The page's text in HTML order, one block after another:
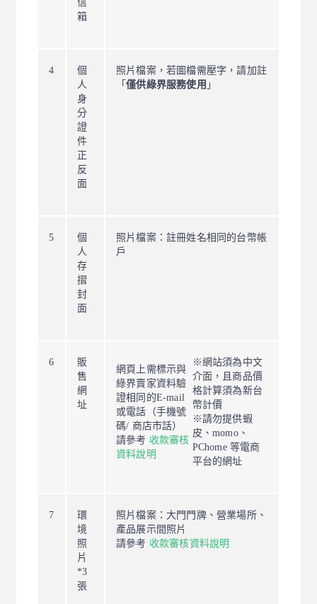
信
箱
4
個
人
身
分
證
件
正
反
面
照片檔案，若圖檔需壓字，請加註
「僅供綠界服務使用 」
5
個
人
存
摺
封
面
照片檔案：註冊姓名相同的台幣帳
戶
6
販
售
網
址
網頁上需標示與
綠界賣家資料驗
證相同的E-mail
或電話（手機號
碼/ 商店市話）
請參考 收款審核
資料說明
※網站須為中文
介面，且商品價
格計算須為新台
幣計價
※請勿提供蝦
皮、momo、
PChome 等電商
平台的網址
7
環
境
照
片
*3
張
照片檔案：大門門牌、營業場所、
產品展示間照片
請參考 收款審核資料說明